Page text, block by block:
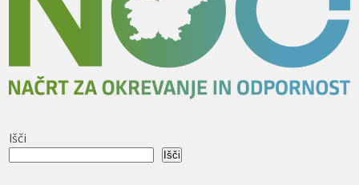
Išči
Išči